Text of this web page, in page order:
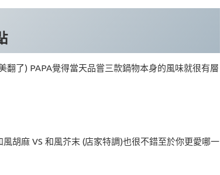
翻了) PAPA覺得當天品嘗三款鍋物本身的風味就很有層
胡麻 VS 和風芥末 (店家特調)也很不錯至於你更愛哪一